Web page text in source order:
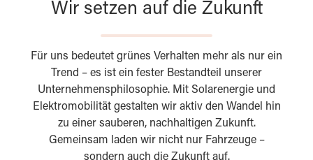
Wir setzen auf die Zukunft
Für uns bedeutet grünes Verhalten mehr als nur ein
Trend – es ist ein fester Bestandteil unserer
Unternehmensphilosophie. Mit Solarenergie und
Elektromobilität gestalten wir aktiv den Wandel hin
zu einer sauberen, nachhaltigen Zukunft.
Gemeinsam laden wir nicht nur Fahrzeuge –
sondern auch die Zukunft auf.